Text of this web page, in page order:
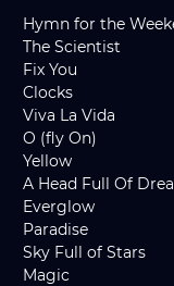
Hymn for the
The Scientist
Fix You
Clocks
Viva La Vida
O (fly On)
Yellow
A Head Full Of
Everglow
Paradise
Sky Full of Stars
Magic